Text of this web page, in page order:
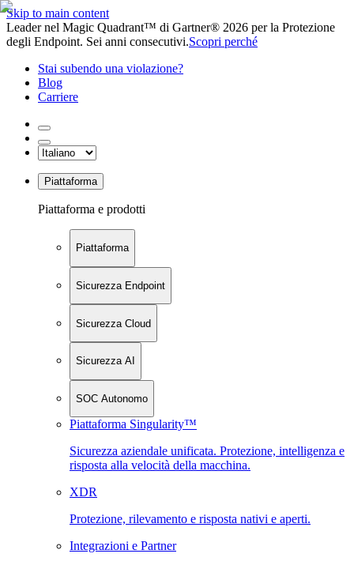
Skip to main content
Leader nel Magic Quadrant™ di Gartner® 2026 per la Protezione
degli Endpoint. Sei anni consecutivi.Scopri perché
Stai subendo una violazione?
Blog
Carriere
Piattaforma
Piattaforma e prodotti
Piattaforma
Sicurezza Endpoint
Sicurezza Cloud
Sicurezza AI
SOC Autonomo
Piattaforma Singularity™
Sicurezza aziendale unificata. Protezione, intelligenza e
risposta alla velocità della macchina.
XDR
Protezione, rilevamento e risposta nativi e aperti.
Integrazioni e Partner